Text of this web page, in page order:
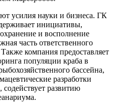
усилия науки и бизнеса. ГК
инициативы,
и восполнение
часть ответственного
компания предоставляет
популяции краба в
бассейна,
разработки
развитию